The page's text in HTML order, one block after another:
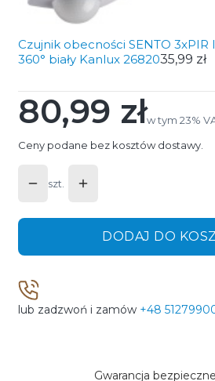
Czujnik obecności SENTO 3xPIR
360° biały Kanlux 2682035,99 zł
Cena
80,99 złw tym 23%
w tym 23%
Ceny podane bez kosztów dostawy.
szt.
DODAJ DO
lub zadzwoń i zamów +48
Gwarancja